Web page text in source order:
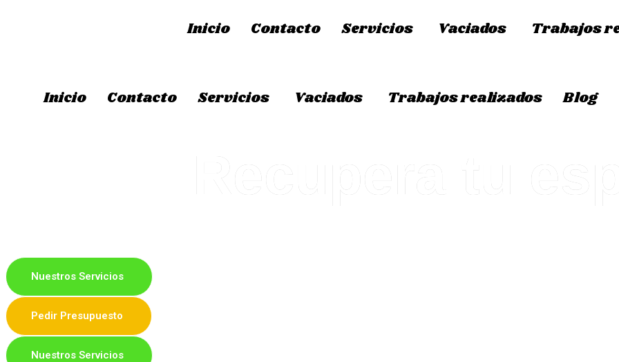
Inicio Contacto Servicios Vaciados Trabajos
Inicio Contacto Servicios Vaciados Trabajos realizados Blog
Nuestros Servicios
Pedir Presupuesto
Nuestros Servicios